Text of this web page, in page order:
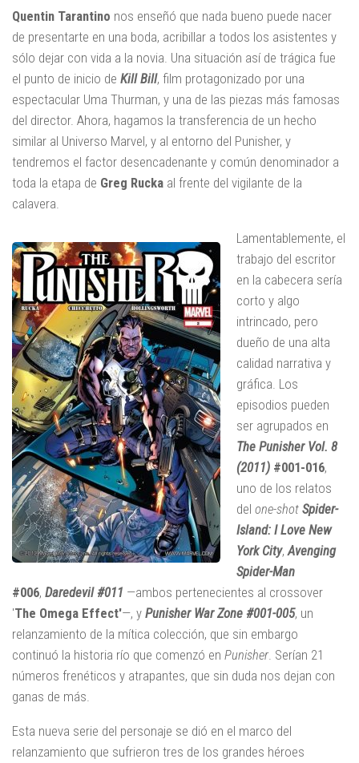
Quentin Tarantino nos enseñó que nada bueno puede nacer
de presentarte en una boda, acribillar a todos los asistentes y
sólo dejar con vida a la novia. Una situación así de trágica fue
el punto de inicio de Kill Bill, film protagonizado por una
espectacular Uma Thurman, y una de las piezas más famosas
del director. Ahora, hagamos la transferencia de un hecho
similar al Universo Marvel, y al entorno del Punisher, y
tendremos el factor desencadenante y común denominador a
toda la etapa de Greg Rucka al frente del vigilante de la
calavera.
Lamentablemente, el
trabajo del escritor
en la cabecera sería
corto y algo
intrincado, pero
dueño de una alta
calidad narrativa y
gráfica. Los
episodios pueden
ser agrupados en
The Punisher Vol. 8
(2011) #001-016,
uno de los relatos
del one-shot Spider-
Island: I Love New
York City,Avenging
Spider-Man
#006, Daredevil #011 —ambos pertenecientes al crossover
'The Omega Effect'—, y Punisher War Zone #001-005, un
relanzamiento de la mítica colección, que sin embargo
continuó la historia río que comenzó en Punisher. Serían 21
números frenéticos y atrapantes, que sin duda nos dejan con
ganas de más.
Esta nueva serie del personaje se dió en el marco del
relanzamiento que sufrieron tres de los grandes héroes